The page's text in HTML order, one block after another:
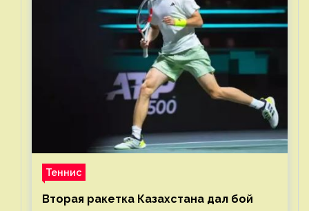
Теннис
Вторая ракетка Казахстана дал бой